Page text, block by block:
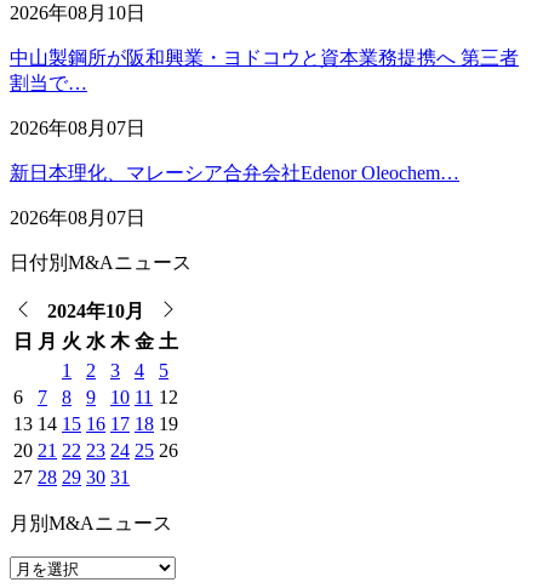
2026年08月10日
中山製鋼所が阪和興業・ヨドコウと資本業務提携へ 第三者
割当で…
2026年08月07日
新日本理化、マレーシア合弁会社Edenor Oleochem…
2026年08月07日
日付別M&Aニュース
2024年10月
日
月 火 水 木 金 土
1
2 3 4
5
6
7 8 9 10 11 12
13 14 15 16 17 18 19
20 21 22 23 24 25 26
27 28 29 30 31
月別M&Aニュース